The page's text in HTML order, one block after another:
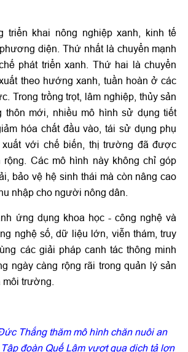
triển khai nông nghiệp xanh, kinh tế
diện. Thứ nhất là chuyển mạnh
phát triển xanh. Thứ hai là chuyển
theo hướng xanh, tuần hoàn ở các
Trong trồng trọt, lâm nghiệp, thủy sản
thôn mới, nhiều mô hình sử dụng tiết
hóa chất đầu vào, tái sử dụng phụ
xuất với chế biến, thị trường đã được
rộng. Các mô hình này không chỉ góp
bảo vệ hệ sinh thái mà còn nâng cao
nhập cho người nông dân.
ứng dụng khoa học - công nghệ và
nghệ số, dữ liệu lớn, viễn thám, truy
các giải pháp canh tác thông minh
ngày càng rộng rãi trong quản lý sản
trường.
Thắng thăm mô hình chăn nuôi an
đoàn Quế Lâm vượt qua dịch tả lợn